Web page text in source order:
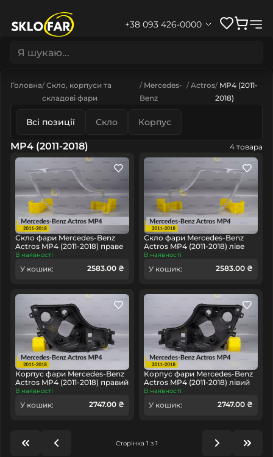
+38 093 426-0000
Головна Скло, корпуси та
складові фари
Mercedes-
Benz
Actros MP4 (2011-
2018)
Всі позиції Скло Корпус
MP4 (2011-2018) 4 товара
Скло фари Mercedes-Benz
Actros MP4 (2011-2018) праве
В наявності
У кошик: 2583.00 ₴
Скло фари Mercedes-Benz
Actros MP4 (2011-2018) ліве
В наявності
У кошик: 2583.00 ₴
Корпус фари Mercedes-Benz
Actros MP4 (2011-2018) правий
В наявності
У кошик: 2747.00 ₴
Корпус фари Mercedes-Benz
Actros MP4 (2011-2018) лівий
В наявності
У кошик: 2747.00 ₴
Сторінка 1 з 1